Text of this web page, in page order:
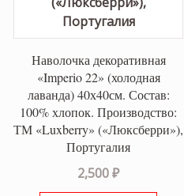
Наволочка декоративная
«Imperio 22» (холодная
лаванда) 40х40см. Состав:
100% хлопок. Производство:
ТМ «Luxberry» («Люксберри»),
Португалия
2,500₽